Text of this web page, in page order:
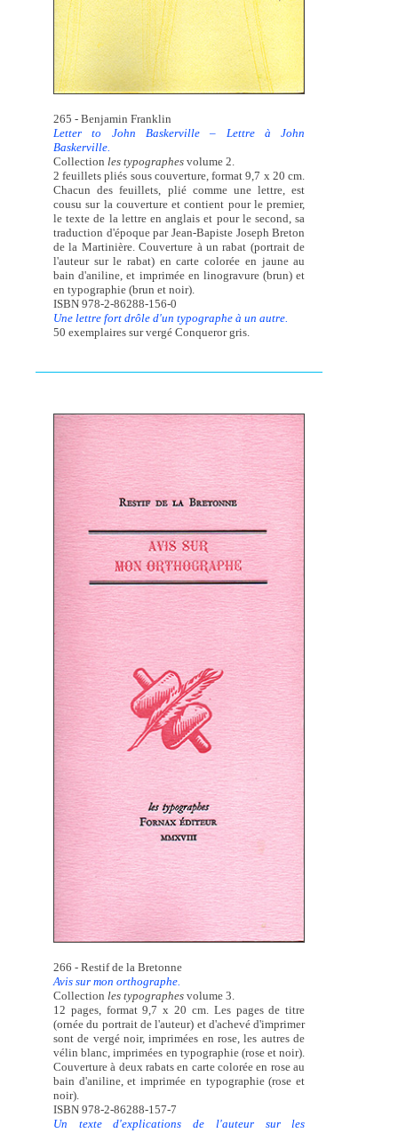
265 - Benjamin Franklin
Letter to John Baskerville – Lettre à John
Baskerville.
Collection les typographesvolume 2.
2 feuillets pliés sous couverture, format 9,7 x 20 cm.
Chacun des feuillets, plié comme une lettre, est
cousu sur la couverture et contient pour le premier,
le texte de la lettre en anglais et pour le second, sa
traduction d'époque par Jean-Bapiste Joseph Breton
de la Martinière. Couverture à un rabat (portrait de
l'auteur sur le rabat) en carte colorée en jaune au
bain d'aniline, et imprimée en linogravure (brun) et
en typographie (brun et noir).
ISBN 978-2-86288-156-0
Une lettre fort drôle d'un typographe à un autre.
50 exemplaires sur vergé Conqueror gris.
266 - Restif de la Bretonne
Avis sur mon orthographe.
Collection les typographesvolume 3.
12 pages, format 9,7 x 20 cm. Les pages de titre
(ornée du portrait de l'auteur) et d'achevé d'imprimer
sont de vergé noir, imprimées en rose, les autres de
vélin blanc, imprimées en typographie (rose et noir).
Couverture à deux rabats en carte colorée en rose au
bain d'aniline, et imprimée en typographie (rose et
noir).
ISBN 978-2-86288-157-7
Un texte d'explications de l'auteur sur les